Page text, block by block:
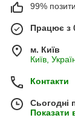
99%
Працює з
м. Київ
Київ,
Контакти
Сьогодні
Показати